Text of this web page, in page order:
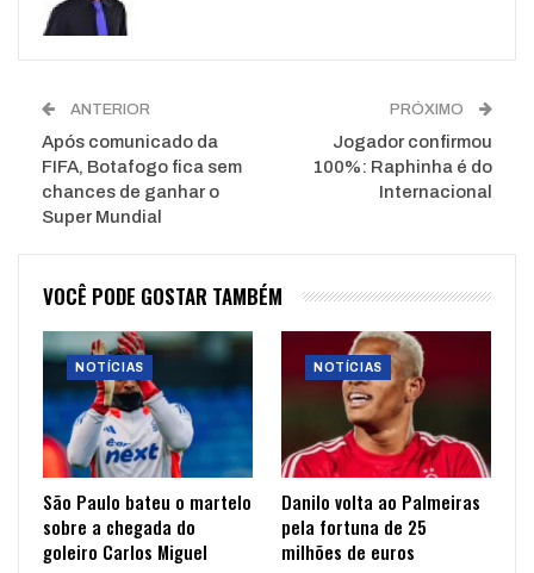
ANTERIOR
Após comunicado da
FIFA, Botafogo fica sem
chances de ganhar o
Super Mundial
PRÓXIMO
Jogador confirmou
100%: Raphinha é do
Internacional
VOCÊ PODE GOSTAR TAMBÉM
NOTÍCIAS
São Paulo bateu o martelo
sobre a chegada do
goleiro Carlos Miguel
NOTÍCIAS
Danilo volta ao Palmeiras
pela fortuna de 25
milhões de euros